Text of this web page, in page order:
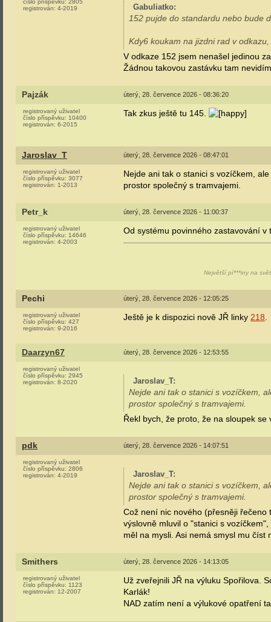
číslo příspěvku: 2805
registrován: 4-2019 Gabuliatko:
152 pujde do standardu nebo bude
Kdy6 koukam na jizdni rad v
V odkaze 152 jsem nenašel jedinou
Žádnou takovou zastávku tam
Pajzák úterý, 28. července 2026 - 08:36:20
registrovaný uživatel
číslo příspěvku: 10400
registrován: 6-2015
Tak zkus ještě tu 145.
Jaroslav_T úterý, 28. července 2026 - 08:47:01
registrovaný uživatel
číslo příspěvku: 3077
registrován: 1-2013
Nejde ani tak o stanici s vozíčkem,
prostor společný s tramvajemi.
Petr_k úterý, 28. července 2026 - 11:00:37
registrovaný uživatel
číslo příspěvku: 14646
registrován: 4-2003
Od systému povinného zastavování
Největší pí***iny na
Pechi úterý, 28. července 2026 - 12:05:25
registrovaný uživatel
číslo příspěvku: 427
registrován: 9-2016
Ještě je k dispozici nově JŘ linky 218
Daarzyn67 úterý, 28. července 2026 - 12:53:55
registrovaný uživatel
číslo příspěvku: 2945
registrován: 8-2020 Jaroslav_T:
Nejde ani tak o stanici s vozíčkem,
prostor společný s tramvajemi.
Řekl bych, že proto, že na sloupek
pdk úterý, 28. července 2026 - 14:07:51
registrovaný uživatel
číslo příspěvku: 2806
registrován: 4-2019 Jaroslav_T:
Nejde ani tak o stanici s vozíčkem,
prostor společný s tramvajemi.
Což není nic nového (přesněji
výslovně mluvil o "stanici s
měl na mysli. Asi nemá smysl mu číst
Smithers úterý, 28. července 2026 - 14:13:05
registrovaný uživatel
číslo příspěvku: 1123
registrován: 12-2007
Už zveřejnili JŘ na výluku Spořilova.
Karlák!
NAD zatím není a výlukové opatření